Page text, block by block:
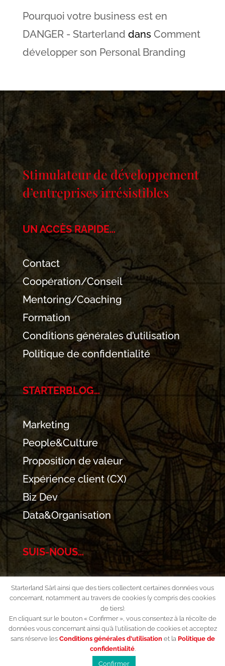
Pourquoi votre business est en
DANGER - Starterland dans Comment
développer son Personal Branding
Stimulateur de développement
d’entreprises irrésistibles
UN ACCÈS RAPIDE…
Contact
Coopération/Conseil
Mentoring/Coaching
Formation
Conditions générales d’utilisation
Politique de confidentialité
STARTERBLOG…
Marketing
People&Culture
Proposition de valeur
Expérience client (CX)
Biz Dev
Data&Organisation
SUIS-NOUS…
© 2023 – Starterland Sàrl, tous droits
Starterland Sàrl ainsi que des tiers collectent certaines données vous
concernant, notamment au travers de cookies (y compris des cookies
de tiers).
En cliquant sur le bouton « Confirmer », vous consentez à la récolte de
données vous concernant ainsi qu’à l'utilisation de cookies et acceptez
sans réserve les Conditions générales d'utilisationet la Politique de
confidentialité.
Confirmer